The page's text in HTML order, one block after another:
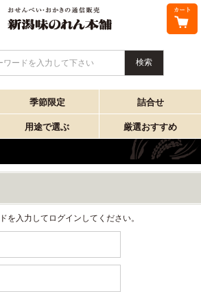
ワードを入力して下さい
季節限定 詰合せ
用途で選ぶ 厳選おすすめ
を入力してログインしてください。